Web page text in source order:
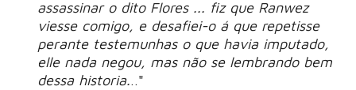
assassinar o dito Flores ... fiz que Ranwez
viesse comigo, e desafiei-o á que repetisse
perante testemunhas o que havia imputado,
elle nada negou, mas não se lembrando bem
dessa historia..."